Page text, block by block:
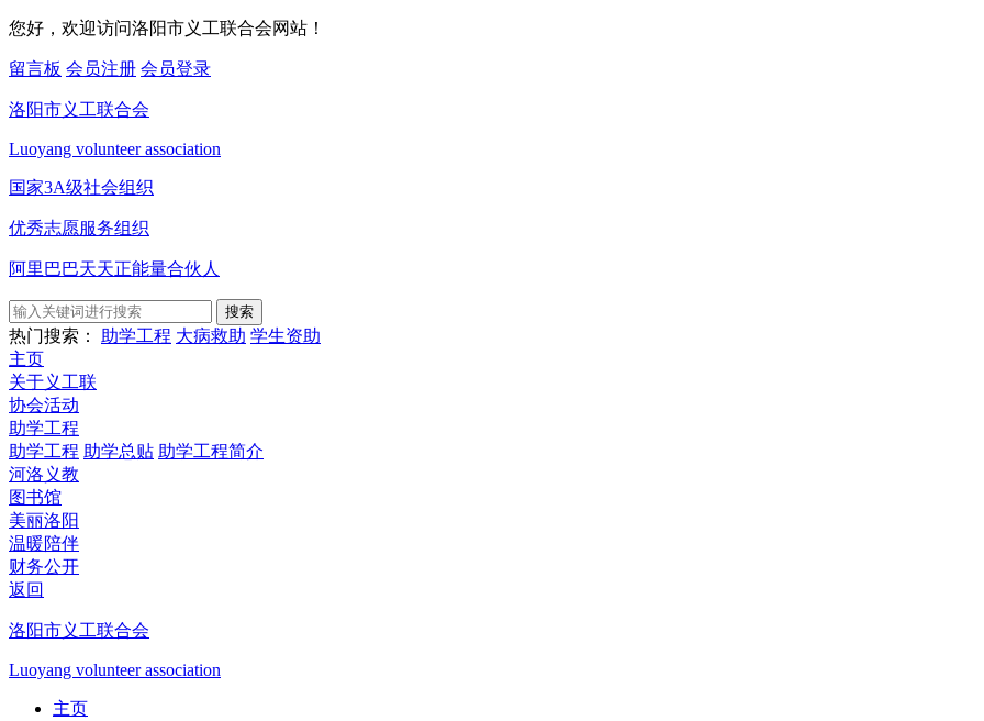
您好，欢迎访问洛阳市义工联合会网站！
留言板 会员注册 会员登录
洛阳市义工联合会
Luoyang volunteer association
国家3A级社会组织
优秀志愿服务组织
阿里巴巴天天正能量合伙人
搜索
热门搜索： 助学工程 大病救助 学生资助
主页
关于义工联
协会活动
助学工程
助学工程 助学总贴 助学工程简介
河洛义教
图书馆
美丽洛阳
温暖陪伴
财务公开
返回
洛阳市义工联合会
Luoyang volunteer association
主页